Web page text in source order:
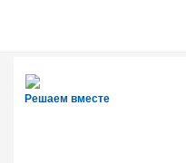
Решаем вместе